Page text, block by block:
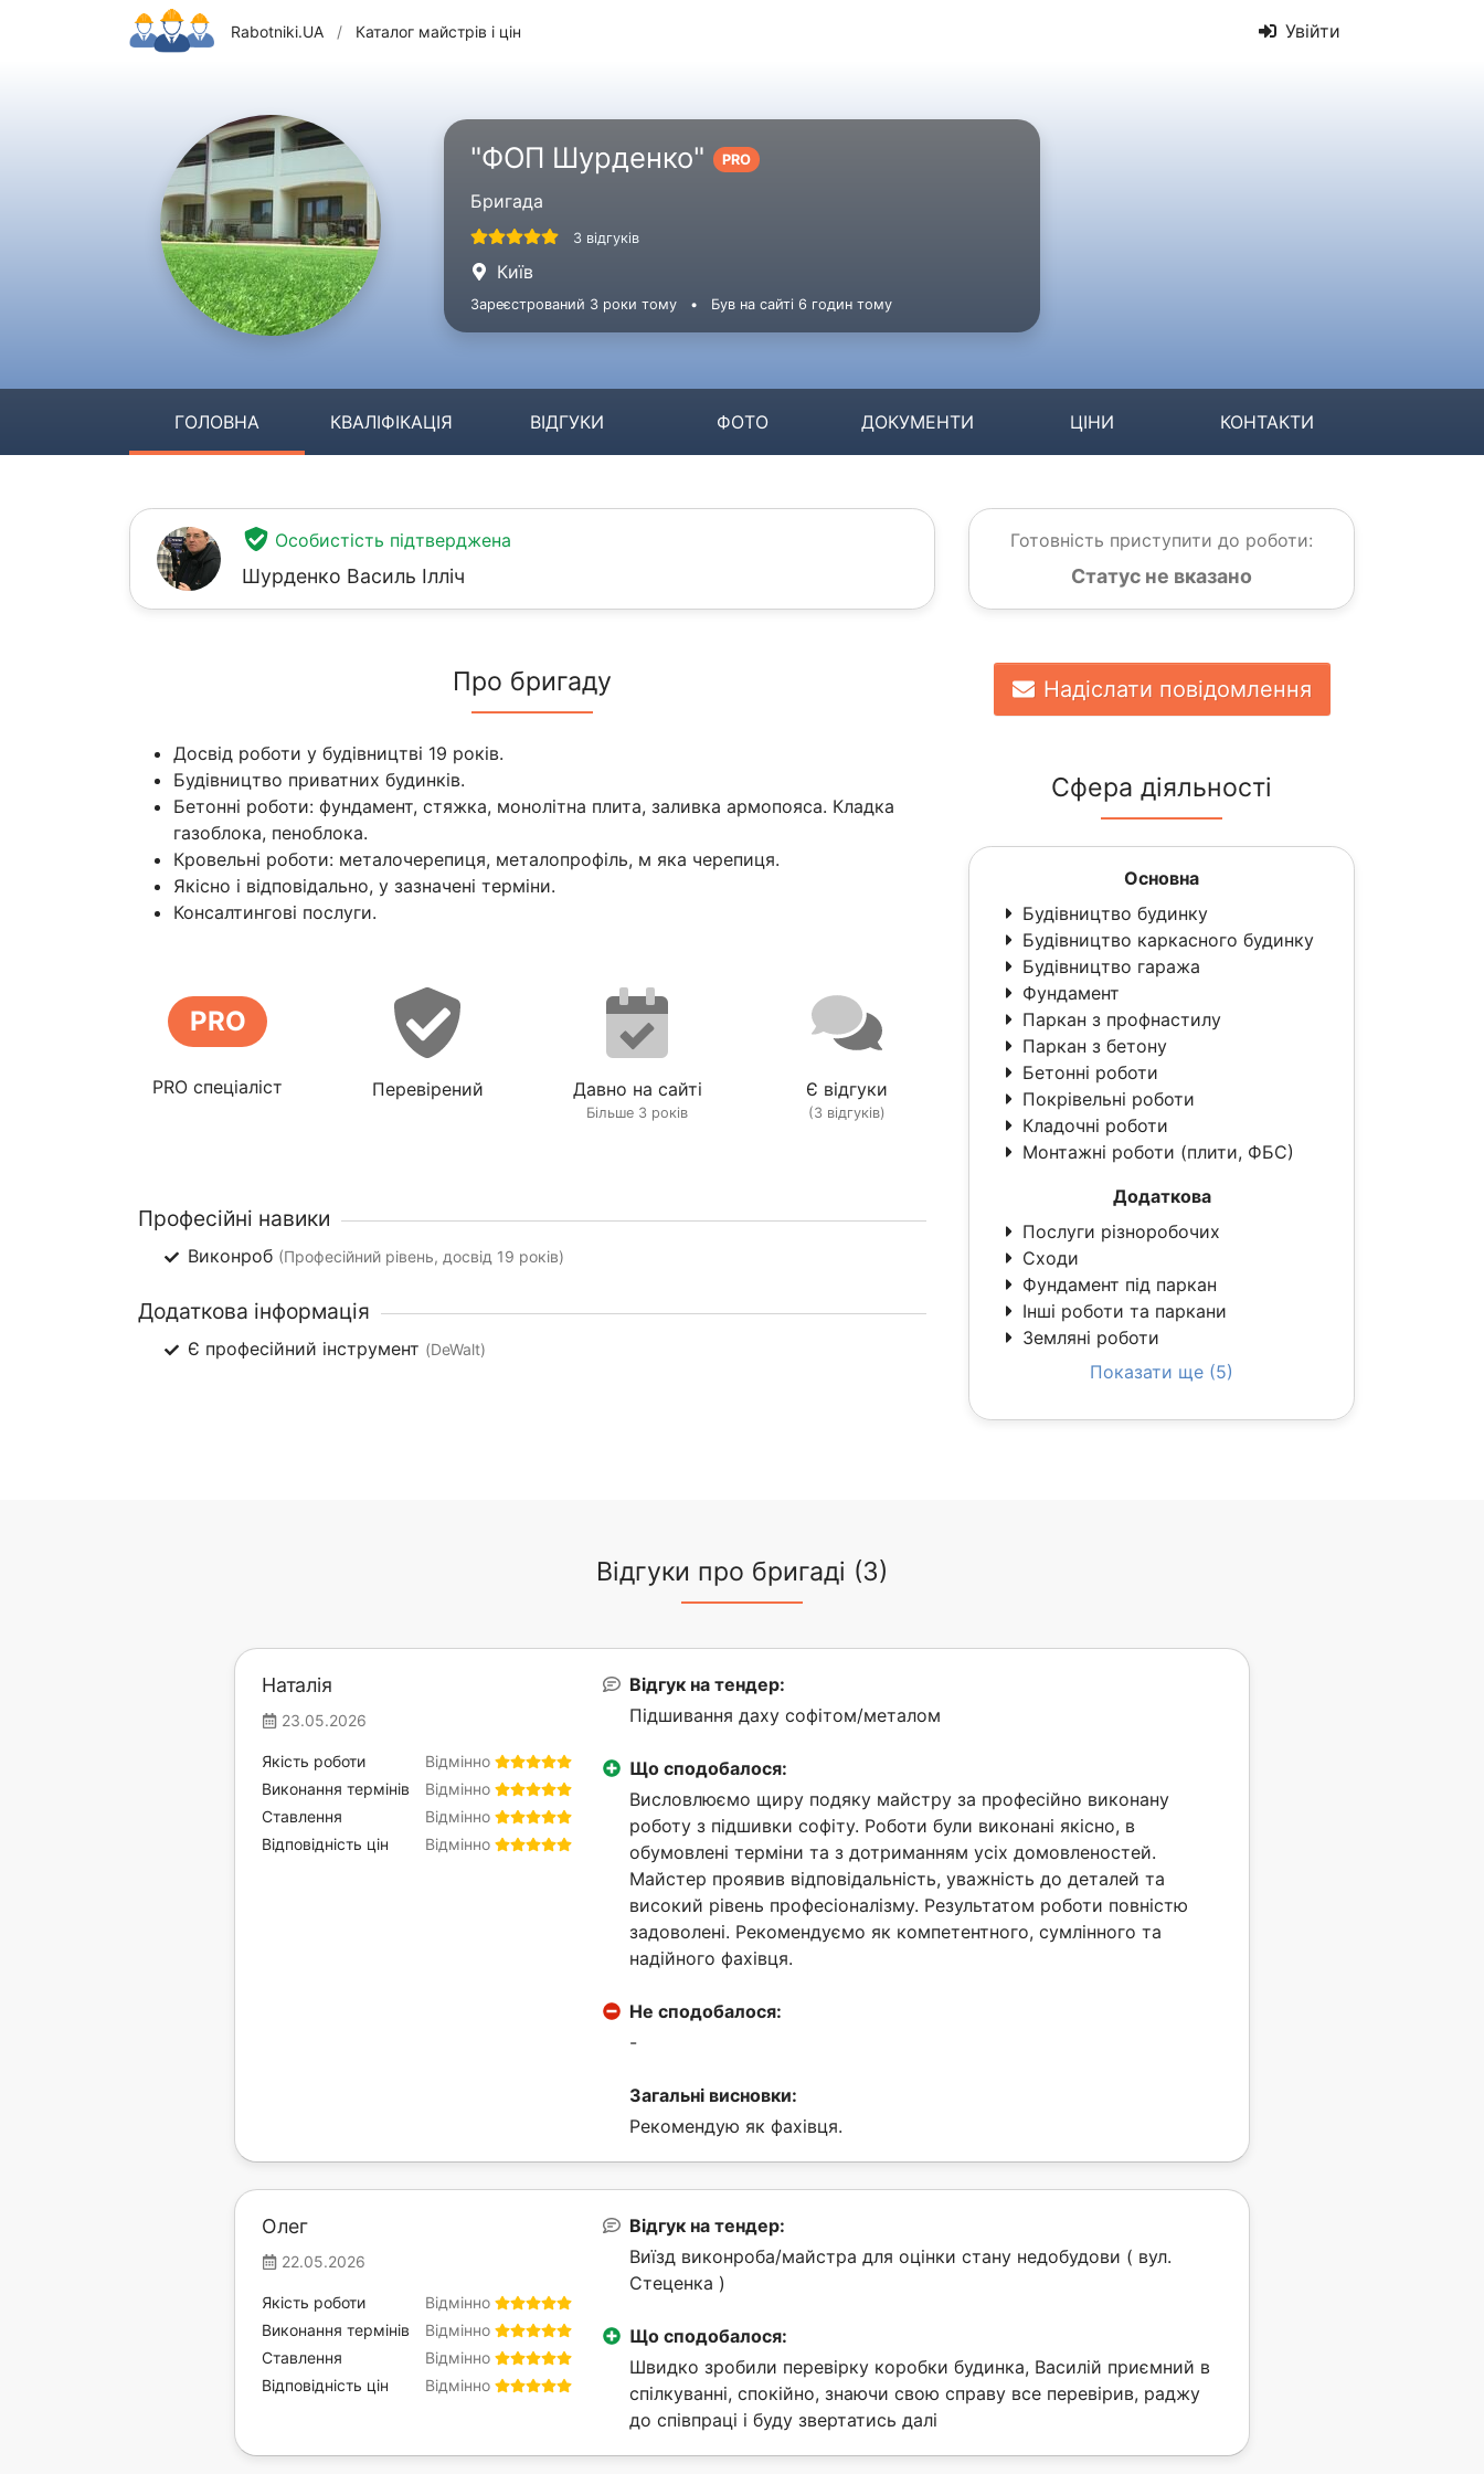
Rabotniki.UA / Каталог майстрів і цін Увійти
"ФОП Шурденко" PRO
Бригада
3 відгуків
Київ
Зареєстрований 3 роки тому • Був на сайті 6 годин тому
ГОЛОВНА КВАЛІФІКАЦІЯ ВІДГУКИ ФОТО ДОКУМЕНТИ ЦІНИ КОНТАКТИ
Особистість підтверджена
Шурденко Василь Ілліч
Про бригаду
Досвід роботи у будівництві 19 років.
Будівництво приватних будинків.
Бетонні роботи: фундамент, стяжка, монолітна плита, заливка армопояса. Кладка
газоблока, пеноблока.
Кровельні роботи: металочерепиця, металопрофіль, м яка черепиця.
Якісно і відповідально, у зазначені терміни.
Консалтингові послуги.
PRO
PRO спеціаліст Перевірений Давно на сайті
Більше 3 років
Є відгуки
(3 відгуків)
Професійні навики
Виконроб (Професійний рівень, досвід 19 років)
Додаткова інформація
Є професійний інструмент (DeWalt)
Готовність приступити до роботи:
Статус не вказано
Надіслати повідомлення
Сфера діяльності
Основна
Будівництво будинку
Будівництво каркасного будинку
Будівництво гаража
Фундамент
Паркан з профнастилу
Паркан з бетону
Бетонні роботи
Покрівельні роботи
Кладочні роботи
Монтажні роботи (плити, ФБС)
Додаткова
Послуги різноробочих
Сходи
Фундамент під паркан
Інші роботи та паркани
Земляні роботи
Показати ще (5)
Відгуки про бригаді (3)
Наталія
23.05.2026
Відмінно
Якість роботи
Відмінно
Виконання термінів
Відмінно
Ставлення
Відмінно
Відповідність цін
Відгук на тендер:
Підшивання даху софітом/металом
Що сподобалося:
Висловлюємо щиру подяку майстру за професійно виконану
роботу з підшивки софіту. Роботи були виконані якісно, в
обумовлені терміни та з дотриманням усіх домовленостей.
Майстер проявив відповідальність, уважність до деталей та
високий рівень професіоналізму. Результатом роботи повністю
задоволені. Рекомендуємо як компетентного, сумлінного та
надійного фахівця.
Не сподобалося:
-
Загальні висновки:
Рекомендую як фахівця.
Олег
22.05.2026
Відмінно
Якість роботи
Відмінно
Виконання термінів
Відмінно
Ставлення
Відмінно
Відповідність цін
Відгук на тендер:
Виїзд виконроба/майстра для оцінки стану недобудови ( вул.
Стеценка )
Що сподобалося:
Швидко зробили перевірку коробки будинка, Василій приємний в
спілкуванні, спокійно, знаючи свою справу все перевірив, раджу
до співпраці і буду звертатись далі